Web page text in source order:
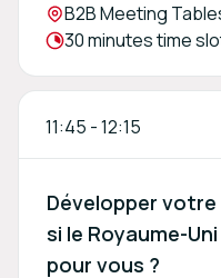
Location:
B2B Meeting
Meeting duration:
30 minutes time
11:45 -12:15
Développer votre
si le Royaume-
pour vous ?